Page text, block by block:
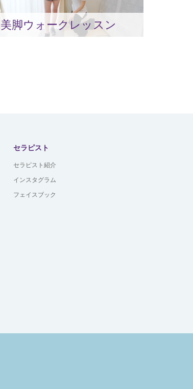
美脚ウォークレッスン
セラピスト
セラピスト紹介
インスタグラム
フェイスブック